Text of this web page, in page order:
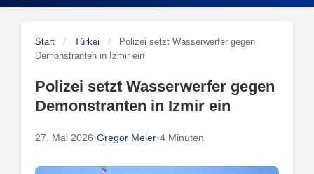
Start / Türkei /
Polizei setzt Wasserwerfer gegen
Demonstranten in Izmir ein
Polizei setzt Wasserwerfer gegen
Demonstranten in Izmir ein
27. Mai 2026•Gregor Meier•4 Minuten